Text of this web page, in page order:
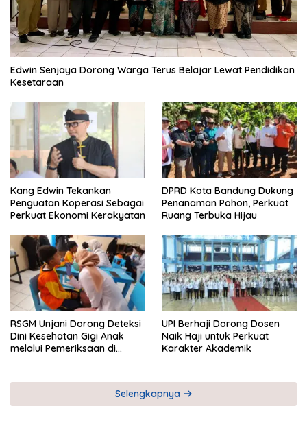
Edwin Senjaya Dorong Warga Terus Belajar Lewat Pendidikan
Kesetaraan
Kang Edwin Tekankan
Penguatan Koperasi Sebagai
Perkuat Ekonomi Kerakyatan
DPRD Kota Bandung Dukung
Penanaman Pohon, Perkuat
Ruang Terbuka Hijau
RSGM Unjani Dorong Deteksi
Dini Kesehatan Gigi Anak
melalui Pemeriksaan di
UPI Berhaji Dorong Dosen
Naik Haji untuk Perkuat
Karakter Akademik
Selengkapnya